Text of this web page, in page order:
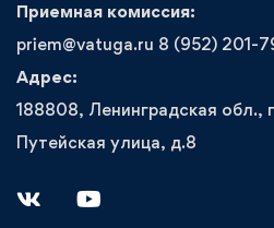
Приемная комиссия:
priem@vatuga.ru 8 (952) 201-
Адрес:
188808, Ленинградская обл.,
Путейская улица, д.8